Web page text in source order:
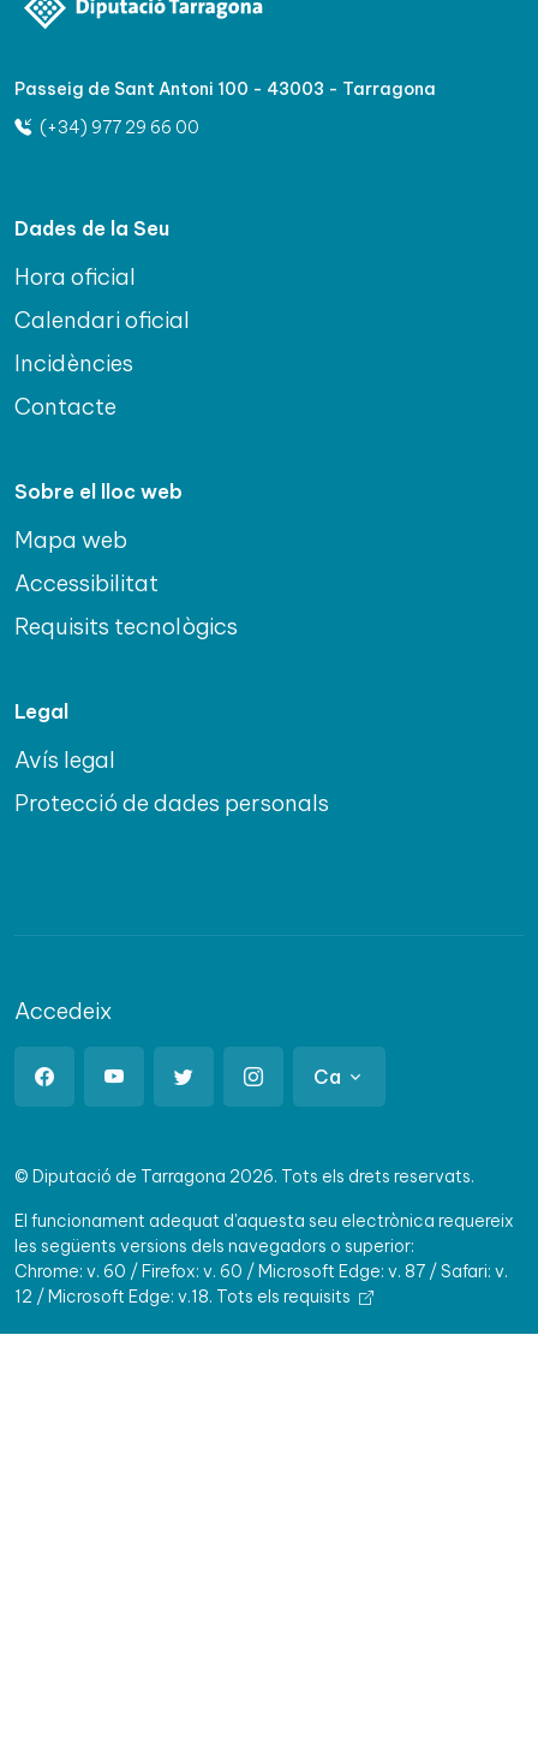
Passeig de Sant Antoni 100 - 43003 - Tarragona
(+34) 977 29 66 00
Dades de la Seu
Hora oficial
Calendari oficial
Incidències
Contacte
Sobre el lloc web
Mapa web
Accessibilitat
Requisits tecnològics
Legal
Avís legal
Protecció de dades personals
Accedeix
Ca
© Diputació de Tarragona 2026. Tots els drets reservats.
El funcionament adequat d'aquesta seu electrònica requereix
les següents versions dels navegadors o superior:
Chrome: v. 60 / Firefox: v. 60 / Microsoft Edge: v. 87 / Safari: v.
12 / Microsoft Edge: v.18. Tots els requisits